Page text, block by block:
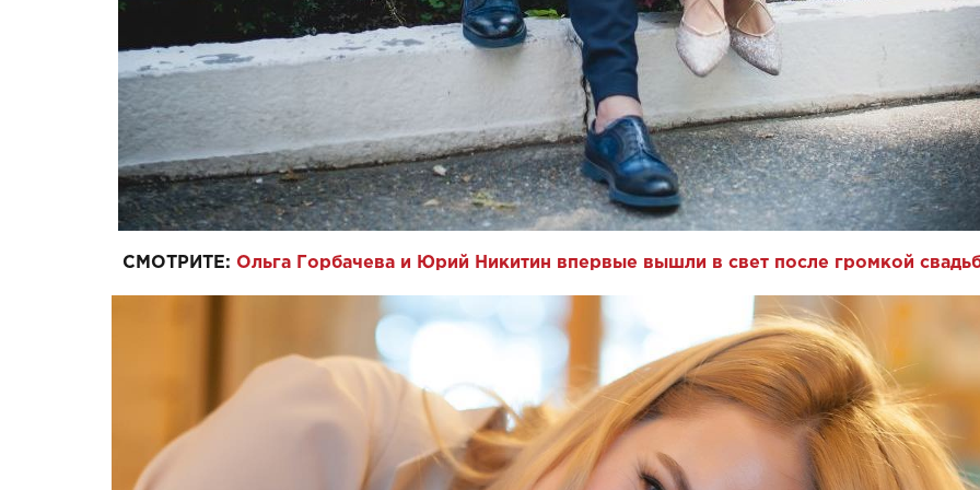
СМОТРИТЕ: Ольга Горбачева и Юрий Никитин впервые вышли в свет после громкой